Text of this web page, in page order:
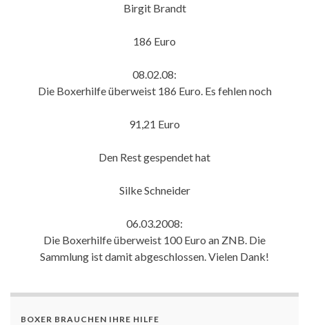
Birgit Brandt
186 Euro
08.02.08:
Die Boxerhilfe überweist 186 Euro. Es fehlen noch
91,21 Euro
Den Rest gespendet hat
Silke Schneider
06.03.2008:
Die Boxerhilfe überweist 100 Euro an ZNB. Die
Sammlung ist damit abgeschlossen. Vielen Dank!
BOXER BRAUCHEN IHRE HILFE